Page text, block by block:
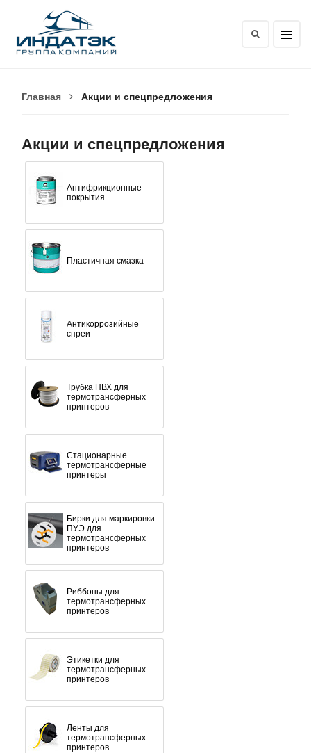
Главная Акции и спецпредложения
Акции и спецпредложения
Антифрикционные
покрытия
Пластичная смазка
Антикоррозийные
спреи
Трубка ПВХ для
термотрансферных
принтеров
Стационарные
термотрансферные
принтеры
Бирки для маркировки
ПУЭ для
термотрансферных
принтеров
Риббоны для
термотрансферных
принтеров
Этикетки для
термотрансферных
принтеров
Ленты для
термотрансферных
принтеров